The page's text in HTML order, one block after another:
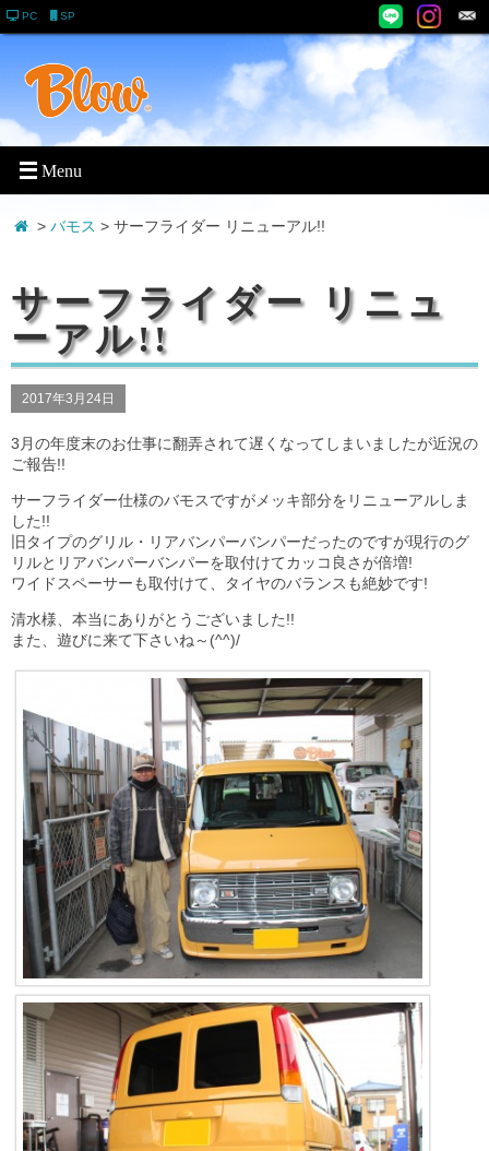
PC SP
> バモス > サーフライダー リニューアル!!
サーフライダー リニュ
ーアル!!
2017年3月24日
3月の年度末のお仕事に翻弄されて遅くなってしまいましたが近況の
ご報告!!
サーフライダー仕様のバモスですがメッキ部分をリニューアルしま
した!!
旧タイプのグリル・リアバンパーバンパーだったのですが現行のグ
リルとリアバンパーバンパーを取付けてカッコ良さが倍増!
ワイドスペーサーも取付けて、タイヤのバランスも絶妙です!
清水様、本当にありがとうございました!!
また、遊びに来て下さいね～(^^)/